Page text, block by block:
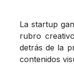
La startup
rubro
detrás de la
contenidos